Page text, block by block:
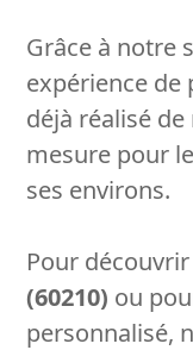
Grâce à notre
expérience de
déjà réalisé
mesure pour
ses environs.
Pour
(60210) ou
personnalisé,